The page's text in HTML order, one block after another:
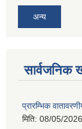
अन्य
सार्वजनिक
प्रारम्भिक
मिति: 08/05/